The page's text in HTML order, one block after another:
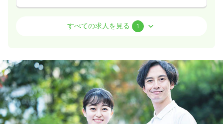
正・准看護師
給与 27.0〜39.8万円/月 賞与3ヶ月
※一例
時間 8:30～17:30（休憩60分）
4週8休以上
月給39万円以上可
気になる 詳細を見る
すべての求人を見る 1